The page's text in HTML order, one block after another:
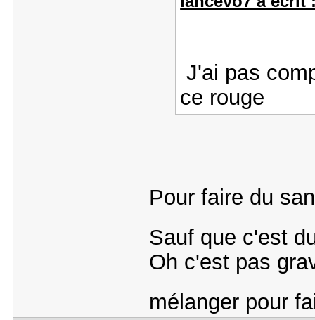
J'ai pas
ce rouge
Pour faire du
Sauf que c'est
Oh c'est pas
mélanger pour